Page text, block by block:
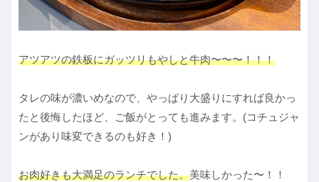
アツアツの鉄板にガッツリもやしと牛肉〜〜〜！！！
タレの味が濃いめなので、やっぱり大盛りにすれば良かっ
たと後悔したほど、ご飯がとっても進みます。(コチュジャ
ンがあり味変できるのも好き！)
お肉好きも大満足のランチでした。美味しかった〜！！